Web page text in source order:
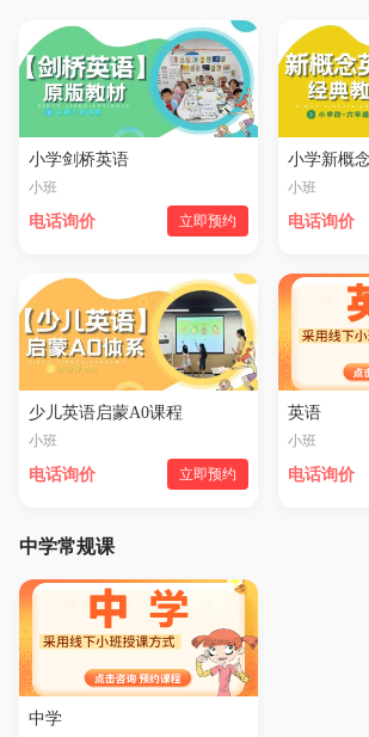
小学剑桥英语
小班
电话询价 立即预约
小学新概
小班
电话询价
少儿英语启蒙A0课程
小班
电话询价 立即预约
英语
小班
电话询价
中学常规课
中学